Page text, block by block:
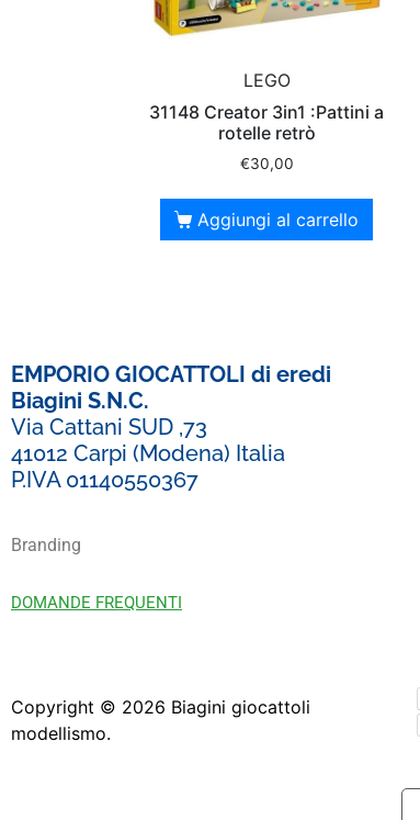
LEGO
31148 Creator 3in1 :Pattini a
rotelle retrò
€30,00
Aggiungi al carrello
EMPORIO GIOCATTOLI di eredi
Biagini S.N.C.
Via Cattani SUD ,73
41012 Carpi (Modena) Italia
P.IVA 01140550367
Branding
DOMANDE FREQUENTI
Copyright © 2026 Biagini giocattoli
modellismo.